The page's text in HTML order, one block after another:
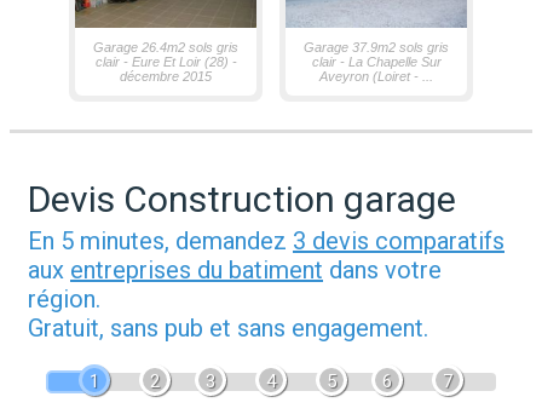
Garage 26.4m2 sols gris
clair - Eure Et Loir (28) -
décembre 2015
Garage 37.9m2 sols gris
clair - La Chapelle Sur
Aveyron (Loiret - ...
Devis Construction garage
En 5 minutes, demandez 3 devis comparatifs
aux entreprises du batiment dans votre
région.
Gratuit, sans pub et sans engagement.
1 2 3 4 5 6 7